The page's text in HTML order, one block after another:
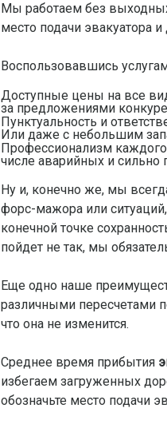
Мы работаем без
место подачи эвакуатора
Воспользовавшись
Доступные цены на все
за предложениями
Пунктуальность и
Или даже с небольшим
Профессионализм
числе аварийных и
Ну и, конечно же, мы
форс-мажора или
конечной точке
пойдет не так, мы
Еще одно наше
различными пересчетами
что она не изменится.
Среднее время прибытия
избегаем загруженных
обозначьте место подачи